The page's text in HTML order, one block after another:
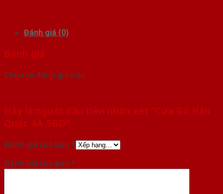
Đánh giá (0)
Đánh giá
Chưa có đánh giá nào.
Hãy là người đầu tiên nhận xét “Cửa Gỗ Hàn
Quốc 4A-SGD”
Đánh giá của bạn *
Đánh giá của bạn *